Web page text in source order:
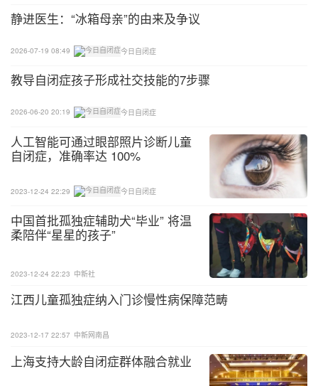
孩子的指甲长得很快
有些特制的指甲钳带有放大镜（可以减少剪到皮肤的
可能）和大手柄（以便更好的控制修剪）。
还有一种指甲刀是塑料刀片，面板有个槽，当孩子的
手指伸进去时候不会剪到手指头，还可以避免让孩子
看到剪刀的机械部件。
另外一种指甲刀设计有一个塑料安全保护装置和一个
让你的手更稳。
如果以上所有的方法都不奏效的话
那就等他睡着的时候在剪
静进医生：“冰箱母亲”的由来及争议
2026-07-19 08:49 今日自闭症
教导自闭症孩子形成社交技能的7步骤
2026-06-20 20:19 今日自闭症
人工智能可通过眼部照片诊断儿童
自闭症，准确率达 100%
2023-12-24 22:29 今日自闭症
中国首批孤独症辅助犬“毕业” 将温
柔陪伴“星星的孩子”
2023-12-24 22:23 中新社
江西儿童孤独症纳入门诊慢性病保障范畴
2023-12-17 22:57 中新网南昌
上海支持大龄自闭症群体融合就业